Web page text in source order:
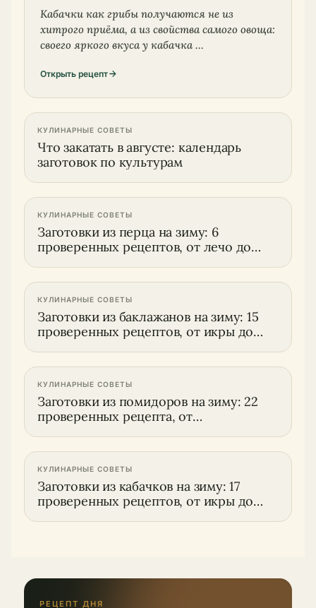
Кабачки как грибы получаются не из
хитрого приёма, а из свойства самого овоща:
своего яркого вкуса у кабачка …
Открыть рецепт
КУЛИНАРНЫЕ СОВЕТЫ
Что закатать в августе: календарь
заготовок по культурам
КУЛИНАРНЫЕ СОВЕТЫ
Заготовки из перца на зиму: 6
проверенных рецептов, от лечо до
КУЛИНАРНЫЕ СОВЕТЫ
Заготовки из баклажанов на зиму: 15
проверенных рецептов, от икры до
КУЛИНАРНЫЕ СОВЕТЫ
Заготовки из помидоров на зиму: 22
проверенных рецепта, от
КУЛИНАРНЫЕ СОВЕТЫ
Заготовки из кабачков на зиму: 17
проверенных рецептов, от икры до
РЕЦЕПТ ДНЯ